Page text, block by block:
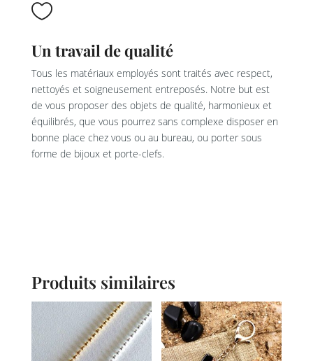

Un travail de qualité
Tous les matériaux employés sont traités avec respect,
nettoyés et soigneusement entreposés. Notre but est
de vous proposer des objets de qualité, harmonieux et
équilibrés, que vous pourrez sans complexe disposer en
bonne place chez vous ou au bureau, ou porter sous
forme de bijoux et porte-clefs.
Produits similaires